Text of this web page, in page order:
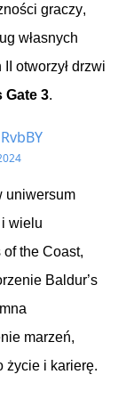
graczy,
własnych
II otworzył drzwi
Gate 3.
uniwersum
wielu
of the Coast,
Baldur’s
marzeń,
życie i karierę.